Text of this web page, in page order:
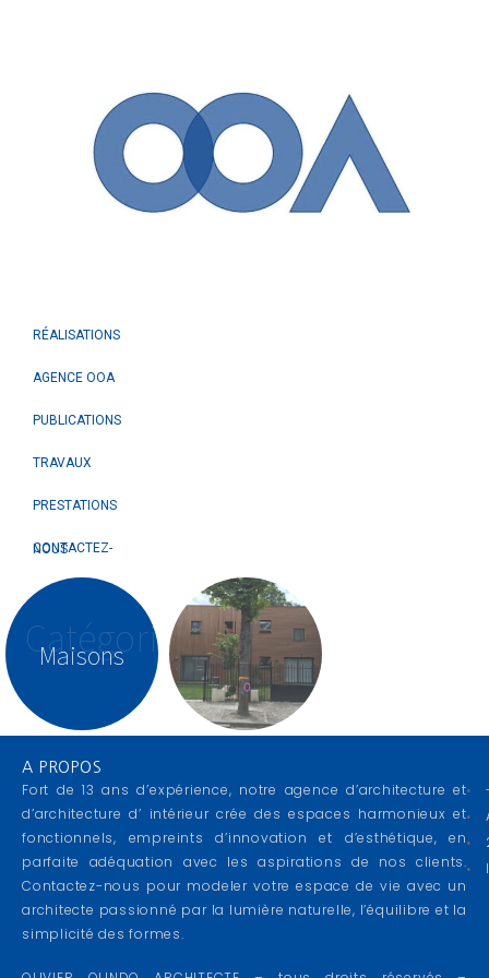
RÉALISATIONS
AGENCE OOA
PUBLICATIONS
TRAVAUX
PRESTATIONS
CONTACTEZ-NOUS
Catégorie
Maisons
A PROPOS
Fort de 13 ans d’expérience, notre agence d’architecture et
d’architecture d’ intérieur crée des espaces harmonieux et
fonctionnels, empreints d’innovation et d’esthétique, en
parfaite adéquation avec les aspirations de nos clients.
Contactez-nous pour modeler votre espace de vie avec un
architecte passionné par la lumière naturelle, l’équilibre et la
simplicité des formes.